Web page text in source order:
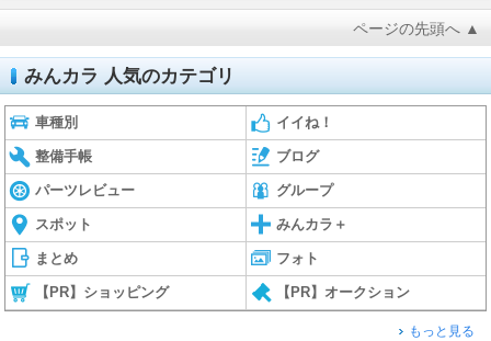
ページの先頭へ ▲
みんカラ 人気のカテゴリ
車種別 イイね！
整備手帳 ブログ
パーツレビュー グループ
スポット みんカラ＋
まとめ フォト
【PR】ショッピング 【PR】オークション
もっと見る